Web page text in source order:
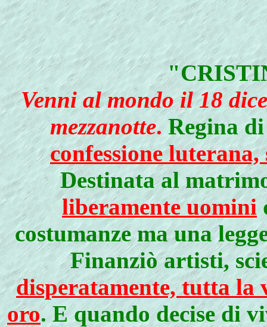
Venni al mondo il 18
mezzanotte.Regina
confessione
Destinata al
liberamente uomini
costumanze ma una
Finanziò artisti,
disperatamente, tutta
oro. E quando decise di